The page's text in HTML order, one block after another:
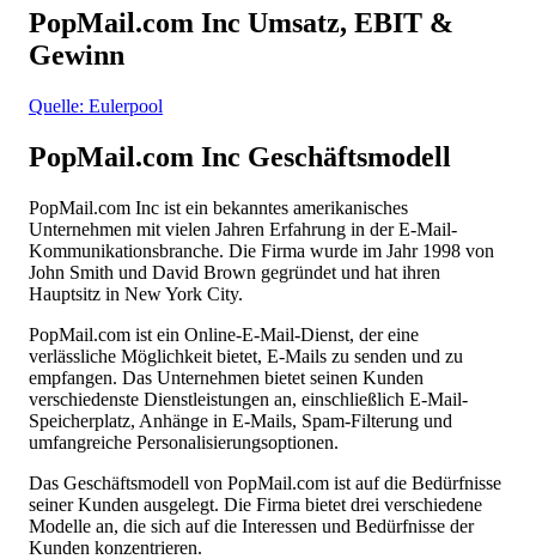
PopMail.com Inc Umsatz, EBIT &
Gewinn
Quelle: Eulerpool
PopMail.com Inc Geschäftsmodell
PopMail.com Inc ist ein bekanntes amerikanisches
Unternehmen mit vielen Jahren Erfahrung in der E-Mail-
Kommunikationsbranche. Die Firma wurde im Jahr 1998 von
John Smith und David Brown gegründet und hat ihren
Hauptsitz in New York City.
PopMail.com ist ein Online-E-Mail-Dienst, der eine
verlässliche Möglichkeit bietet, E-Mails zu senden und zu
empfangen. Das Unternehmen bietet seinen Kunden
verschiedenste Dienstleistungen an, einschließlich E-Mail-
Speicherplatz, Anhänge in E-Mails, Spam-Filterung und
umfangreiche Personalisierungsoptionen.
Das Geschäftsmodell von PopMail.com ist auf die Bedürfnisse
seiner Kunden ausgelegt. Die Firma bietet drei verschiedene
Modelle an, die sich auf die Interessen und Bedürfnisse der
Kunden konzentrieren.